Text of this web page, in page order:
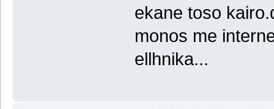
ekane toso
monos me
ellhnika...